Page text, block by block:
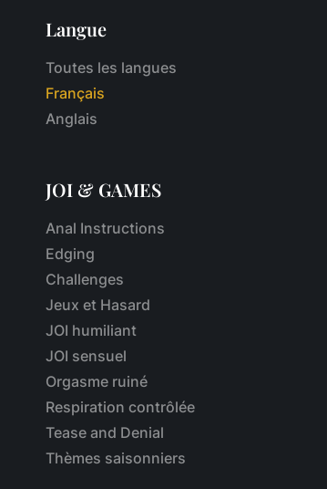
Langue
Toutes les langues
Français
Anglais
JOI & GAMES
Anal Instructions
Edging
Challenges
Jeux et Hasard
JOI humiliant
JOI sensuel
Orgasme ruiné
Respiration contrôlée
Tease and Denial
Thèmes saisonniers